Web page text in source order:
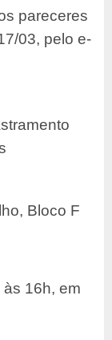
pareceres
03, pelo e-
Bloco F
16h, em